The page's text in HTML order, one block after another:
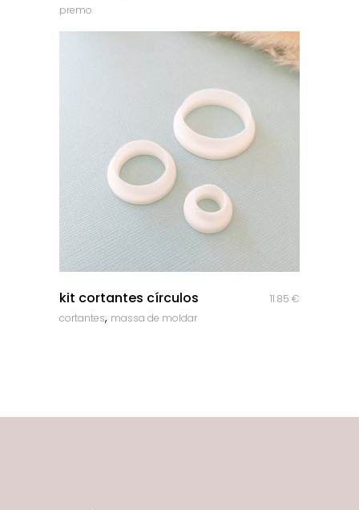
premo
kit cortantes círculos 11.85 €
cortantes, massa de moldar